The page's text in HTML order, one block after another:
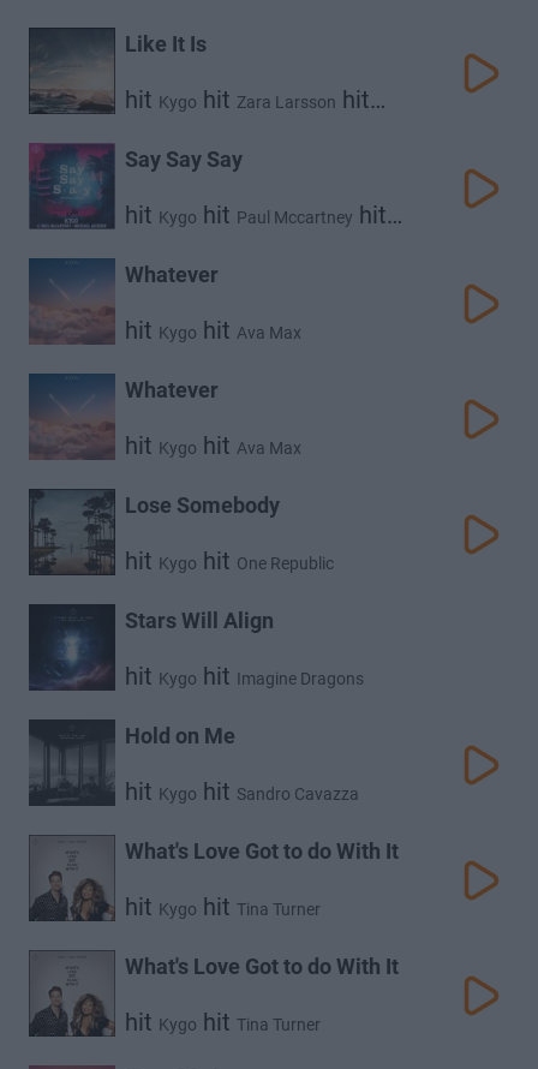
Like It Is
hit Kygo hit Zara Larsson hit
Say Say Say
hit Kygo hit Paul Mccartney hit
Whatever
hit Kygo hit Ava Max
Whatever
hit Kygo hit Ava Max
Lose Somebody
hit Kygo hit One Republic
Stars Will Align
hit Kygo hit Imagine Dragons
Hold on Me
hit Kygo hit Sandro Cavazza
What's Love Got to do With It
hit Kygo hit Tina Turner
What's Love Got to do With It
hit Kygo hit Tina Turner